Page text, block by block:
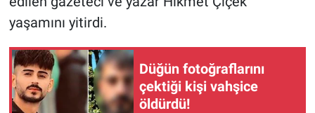
yaşamını yitirdi.
Düğün fotoğraflarını
çektiği kişi vahşice
öldürdü!
Gündem Özel
Günün görüntüsü
Haber